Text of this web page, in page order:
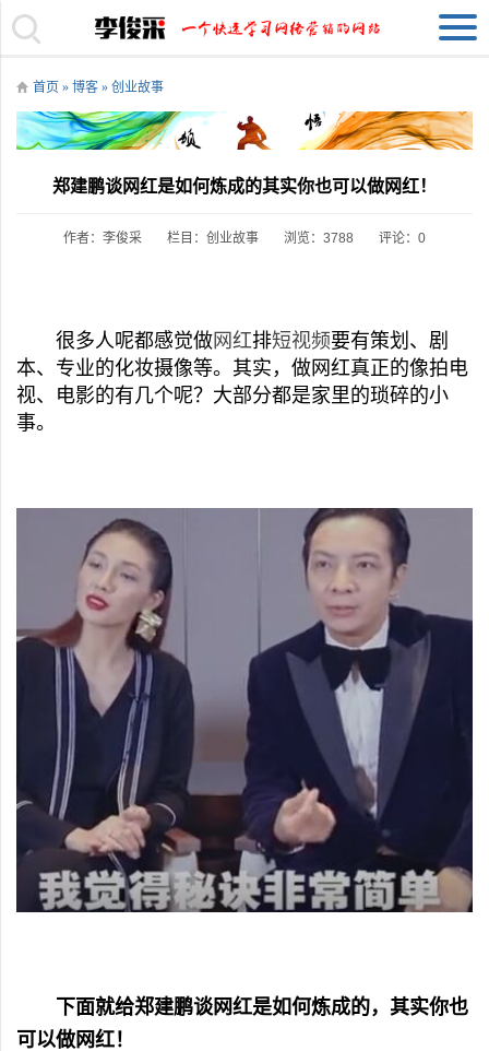
首页 » 博客 » 创业故事
郑建鹏谈网红是如何炼成的其实你也可以做网红！
作者：李俊采 栏目： 创业故事 浏览：3788 评论：0
很多人呢都感觉做网红排短视频要有策划、剧
本、专业的化妆摄像等。其实，做网红真正的像拍电
视、电影的有几个呢？大部分都是家里的琐碎的小
事。
下面就给郑建鹏谈网红是如何炼成的，其实你也
可以做网红！